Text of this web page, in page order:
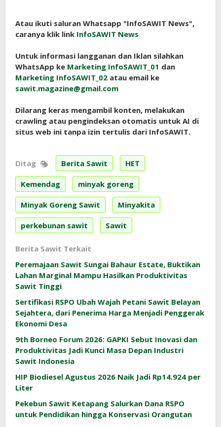
Atau ikuti saluran Whatsapp "InfoSAWIT News",
caranya klik link InfoSAWIT News
Untuk informasi langganan dan Iklan silahkan
WhatsApp ke Marketing InfoSAWIT_01 dan
Marketing InfoSAWIT_02 atau email ke
sawit.magazine@gmail.com
Dilarang keras mengambil konten, melakukan
crawling atau pengindeksan otomatis untuk AI di
situs web ini tanpa izin tertulis dari InfoSAWIT.
Ditag Berita Sawit HET
Kemendag minyak goreng
Minyak Goreng Sawit Minyakita
perkebunan sawit Sawit
Berita Sawit Terkait
Peremajaan Sawit Sungai Bahaur Estate, Buktikan
Lahan Marginal Mampu Hasilkan Produktivitas
Sawit Tinggi
Sertifikasi RSPO Ubah Wajah Petani Sawit Belayan
Sejahtera, dari Penerima Harga Menjadi Penggerak
Ekonomi Desa
9th Borneo Forum 2026: GAPKI Sebut Inovasi dan
Produktivitas Jadi Kunci Masa Depan Industri
Sawit Indonesia
HIP Biodiesel Agustus 2026 Naik Jadi Rp14.924 per
Liter
Pekebun Sawit Ketapang Salurkan Dana RSPO
untuk Pendidikan hingga Konservasi Orangutan